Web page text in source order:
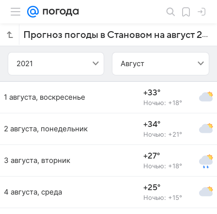
Прогноз погоды в Становом на август 2021 года
2021 Август
1 августа, воскресенье +33°
Ночью: +18°
2 августа, понедельник +34°
Ночью: +21°
3 августа, вторник +27°
Ночью: +18°
4 августа, среда +25°
Ночью: +15°